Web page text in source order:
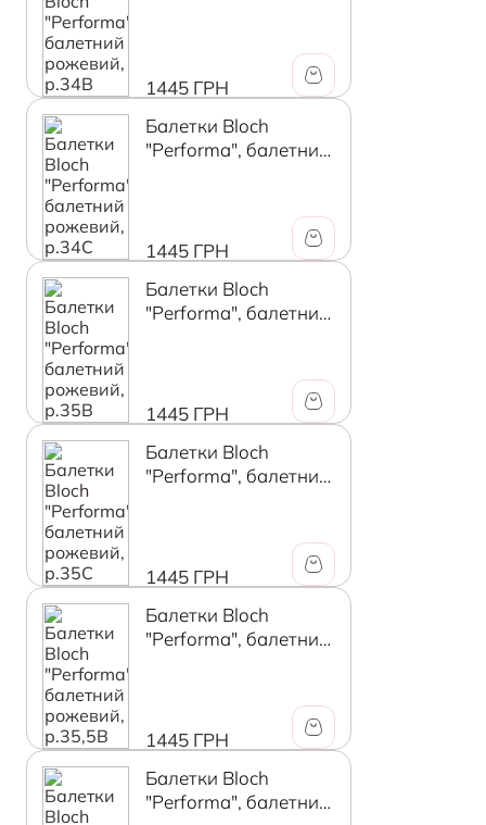
1445 ГРН
Балетки Bloch
"Performa", балетний
1445 ГРН
Балетки Bloch
"Performa", балетний
1445 ГРН
Балетки Bloch
"Performa", балетний
1445 ГРН
Балетки Bloch
"Performa", балетний
1445 ГРН
Балетки Bloch
"Performa", балетний